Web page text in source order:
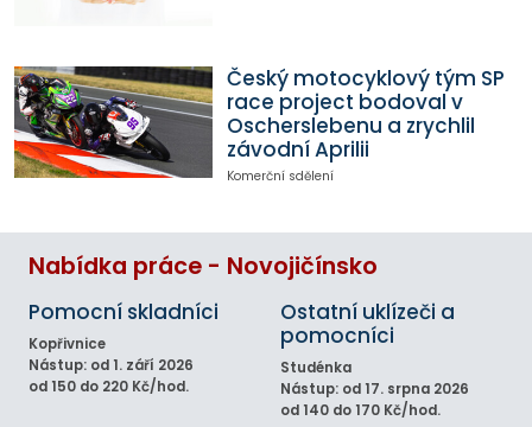
Český motocyklový tým SP
race project bodoval v
Oscherslebenu a zrychlil
závodní Aprilii
Komerční sdělení
Nabídka práce - Novojičínsko
Pomocní skladníci
Kopřivnice
Nástup: od 1. září 2026
od 150 do 220 Kč/hod.
Ostatní uklízeči a
pomocníci
Studénka
Nástup: od 17. srpna 2026
od 140 do 170 Kč/hod.